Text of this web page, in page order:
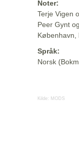
Noter:
Terje Vigen
Peer Gynt
København,
Språk:
Norsk
Kilde: MODS